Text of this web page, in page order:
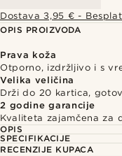
Dostava 3,95 € -
OPIS PROIZVODA
Prava koža
Otporno, izdržljivo i s
Velika veličina
Drži do 20 kartica,
2 godine garancije
Kvaliteta zajamčena za
OPIS
SPECIFIKACIJE
RECENZIJE KUPACA